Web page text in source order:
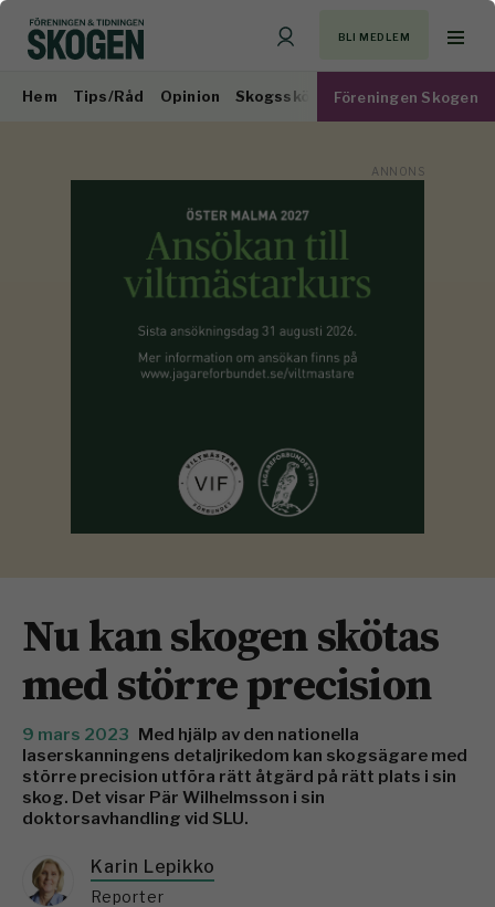
BLI MEDLEM
Hem Tips/Råd Opinion Skogsskötsel Virkesmarknad
Föreningen Skogen
Nu kan skogen skötas
med större precision
9 mars 2023 Med hjälp av den nationella
laserskanningens detaljrikedom kan skogsägare med
större precision utföra rätt åtgärd på rätt plats i sin
skog. Det visar Pär Wilhelmsson i sin
doktorsavhandling vid SLU.
Karin Lepikko
Reporter